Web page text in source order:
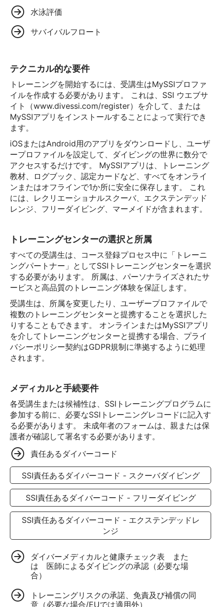
水泳評価
サバイバルフロート
テクニカル的な要件
トレーニングを開始するには、受講生はMySSIプロファ
イルを作成する必要があります。 これは、SSI ウエブサ
イト（www.divessi.com/register）を介して、または
MySSIアプリをインストールすることによって実行でき
ます。
iOSまたはAndroid用のアプリをダウンロードし、ユーザ
ープロファイルを設定して、ダイビングの世界に数分で
アクセスするだけです。 MySSIアプリは、トレーニング
教材、ログブック、認定カードなど、すべてをオンライ
ンまたはオフラインで1か所に安全に保存します。 これ
には、レクリエーショナルスクーバ、エクステンデッド
レンジ、フリーダイビング、マーメイドが含まれます。
トレーニングセンターの選択と所属
すべての受講生は、コース登録プロセス中に「トレーニ
ングパートナー」としてSSIトレーニングセンターを選択
する必要があります。 所属は、パーソナライズされたサ
ービスと高品質のトレーニング体験を保証します。
受講生は、所属を変更したり、ユーザープロファイルで
複数のトレーニングセンターと提携することを選択した
りすることもできます。 オンラインまたはMySSIアプリ
を介してトレーニングセンターと提携する場合、プライ
バシーポリシー契約はGDPR規制に準拠するように処理
されます。
メディカルと手続要件
各受講生または候補性は、SSIトレーニングプログラムに
参加する前に、必要なSSIトレーニングレコードに記入す
る必要があります。 未成年者のフォームは、親または保
護者が確認して署名する必要があります。
責任あるダイバーコード
SSI責任あるダイバーコード - スクーバダイビング
SSI責任あるダイバーコード - フリーダイビング
SSI責任あるダイバーコード - エクステンデッドレ
ンジ
ダイバーメディカルと健康チェック表 また
は 医師によるダイビングの承認（必要な場
合）
トレーニングリスクの承諾、免責及び補償の同
意（必要な場合/EUでは適用外）